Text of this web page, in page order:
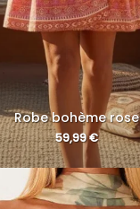
Robe bohème rose
59,99€